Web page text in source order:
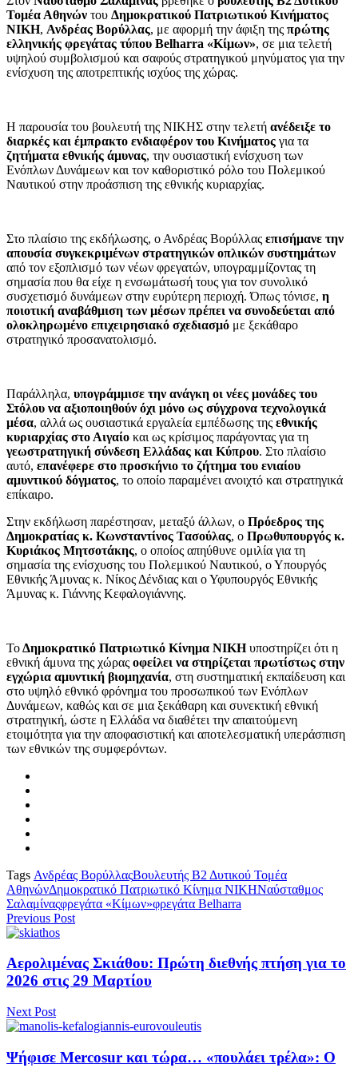
Τομέα Αθηνών του Δημοκρατικού Πατριωτικού Κινήματος
ΝΙΚΗ, Ανδρέας Βορύλλας, με αφορμή την άφιξη της πρώτης
ελληνικής φρεγάτας τύπου Belharra «Κίμων», σε μια τελετή
υψηλού συμβολισμού και σαφούς στρατηγικού μηνύματος για την
ενίσχυση της αποτρεπτικής ισχύος της χώρας.
Η παρουσία του βουλευτή της ΝΙΚΗΣ στην τελετή ανέδειξε το
διαρκές και έμπρακτο ενδιαφέρον του Κινήματος για τα
ζητήματα εθνικής άμυνας, την ουσιαστική ενίσχυση των
Ενόπλων Δυνάμεων και τον καθοριστικό ρόλο του Πολεμικού
Ναυτικού στην προάσπιση της εθνικής κυριαρχίας.
Στο πλαίσιο της εκδήλωσης, ο Ανδρέας Βορύλλας επισήμανε την
απουσία συγκεκριμένων στρατηγικών οπλικών συστημάτων
από τον εξοπλισμό των νέων φρεγατών, υπογραμμίζοντας τη
σημασία που θα είχε η ενσωμάτωσή τους για τον συνολικό
συσχετισμό δυνάμεων στην ευρύτερη περιοχή. Όπως τόνισε, η
ποιοτική αναβάθμιση των μέσων πρέπει να συνοδεύεται από
ολοκληρωμένο επιχειρησιακό σχεδιασμό με ξεκάθαρο
στρατηγικό προσανατολισμό.
Παράλληλα, υπογράμμισε την ανάγκη οι νέες μονάδες του
Στόλου να αξιοποιηθούν όχι μόνο ως σύγχρονα τεχνολογικά
μέσα, αλλά ως ουσιαστικά εργαλεία εμπέδωσης της εθνικής
κυριαρχίας στο Αιγαίο και ως κρίσιμος παράγοντας για τη
γεωστρατηγική σύνδεση Ελλάδας και Κύπρου. Στο πλαίσιο
αυτό, επανέφερε στο προσκήνιο το ζήτημα του ενιαίου
αμυντικού δόγματος, το οποίο παραμένει ανοιχτό και στρατηγικά
επίκαιρο.
Στην εκδήλωση παρέστησαν, μεταξύ άλλων, ο Πρόεδρος της
Δημοκρατίας κ. Κωνσταντίνος Τασούλας, ο Πρωθυπουργός κ.
Κυριάκος Μητσοτάκης, ο οποίος απηύθυνε ομιλία για τη
σημασία της ενίσχυσης του Πολεμικού Ναυτικού, ο Υπουργός
Εθνικής Άμυνας κ. Νίκος Δένδιας και ο Υφυπουργός Εθνικής
Άμυνας κ. Γιάννης Κεφαλογιάννης.
ΤοΔημοκρατικό Πατριωτικό Κίνημα ΝΙΚΗυποστηρίζει ότι η
εθνική άμυνα της χώρας οφείλει να στηρίζεται πρωτίστως στην
εγχώρια αμυντική βιομηχανία, στη συστηματική εκπαίδευση και
στο υψηλό εθνικό φρόνημα του προσωπικού των Ενόπλων
Δυνάμεων, καθώς και σε μια ξεκάθαρη και συνεκτική εθνική
στρατηγική, ώστε η Ελλάδα να διαθέτει την απαιτούμενη
ετοιμότητα για την αποφασιστική και αποτελεσματική υπεράσπιση
των εθνικών της συμφερόντων.
Tags Ανδρέας ΒορύλλαςΒουλευτής Β2 Δυτικού Τομέα
ΑθηνώνΔημοκρατικό Πατριωτικό Κίνημα ΝΙΚΗΝαύσταθμος
Σαλαμίναςφρεγάτα «Κίμων»φρεγάτα Belharra
Previous Post
Αερολιμένας Σκιάθου: Πρώτη διεθνής πτήση για το
2026 στις 29 Μαρτίου
Next Post
Ψήφισε Mercosur και τώρα… «πουλάει τρέλα»: Ο